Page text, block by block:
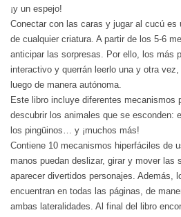
¡y un espejo!
Conectar con las caras y jugar al cucú es
de cualquier criatura. A partir de los 5-6
anticipar las sorpresas. Por ello, los más
interactivo y querrán leerlo una y otra
luego de manera autónoma.
Este libro incluye diferentes mecanismos
descubrir los animales que se esconden:
los pingüinos… y ¡muchos más!
Contiene 10 mecanismos hiperfáciles de
manos puedan deslizar, girar y mover las
aparecer divertidos personajes. Además,
encuentran en todas las páginas, de
ambas lateralidades. Al final del libro